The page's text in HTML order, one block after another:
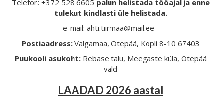
Telefon: +372 528 6605 palun helistada tööajal ja enne
tulekut kindlasti üle helistada.
e-mail: ahti.tiirmaa@mail.ee
Postiaadress: Valgamaa, Otepää, Kopli 8-10 67403
Puukooli asukoht: Rebase talu, Meegaste küla, Otepää
vald
LAADAD 2026 aastal